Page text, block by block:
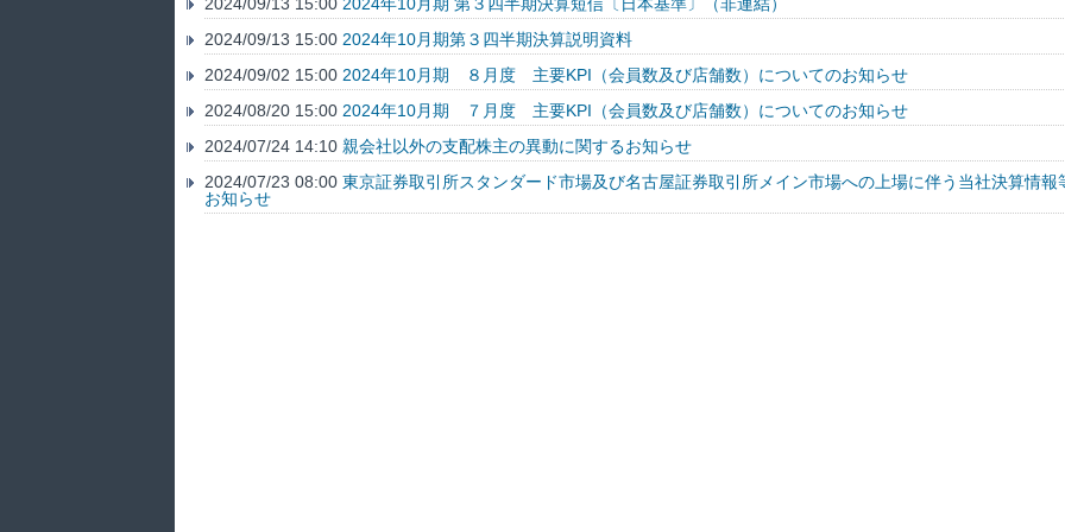
2024/09/13 15:00 2024年10月期第３四半期決算説明資料
2024/09/02 15:00 2024年10月期 ８月度 主要KPI（会員数及び店舗数）についてのお知らせ
2024/08/20 15:00 2024年10月期 ７月度 主要KPI（会員数及び店舗数）についてのお知らせ
2024/07/24 14:10 親会社以外の支配株主の異動に関するお知らせ
2024/07/23 08:00 東京証券取引所スタンダード市場及び名古屋証券取引所メイン市場への上場に伴う当社決算情報
お知らせ